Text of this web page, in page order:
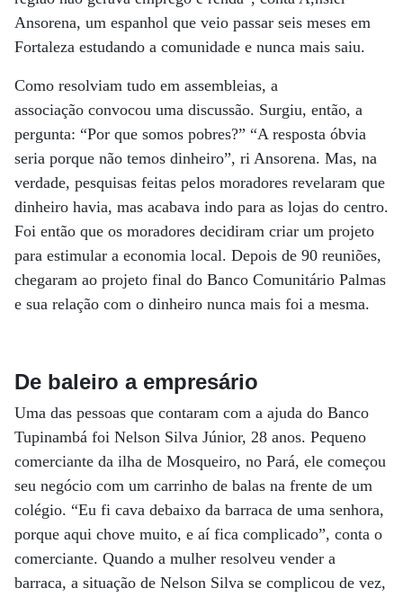
Ansorena, um espanhol que veio passar seis meses em
Fortaleza estudando a comunidade e nunca mais saiu.
Como resolviam tudo em assembleias, a
associação convocou uma discussão. Surgiu, então, a
pergunta: “Por que somos pobres?” “A resposta óbvia
seria porque não temos dinheiro”, ri Ansorena. Mas, na
verdade, pesquisas feitas pelos moradores revelaram que
dinheiro havia, mas acabava indo para as lojas do centro.
Foi então que os moradores decidiram criar um projeto
para estimular a economia local. Depois de 90 reuniões,
chegaram ao projeto final do Banco Comunitário Palmas
e sua relação com o dinheiro nunca mais foi a mesma.
De baleiro a empresário
Uma das pessoas que contaram com a ajuda do Banco
Tupinambá foi Nelson Silva Júnior, 28 anos. Pequeno
comerciante da ilha de Mosqueiro, no Pará, ele começou
seu negócio com um carrinho de balas na frente de um
colégio. “Eu fi cava debaixo da barraca de uma senhora,
porque aqui chove muito, e aí fica complicado”, conta o
comerciante. Quando a mulher resolveu vender a
barraca, a situação de Nelson Silva se complicou de vez,